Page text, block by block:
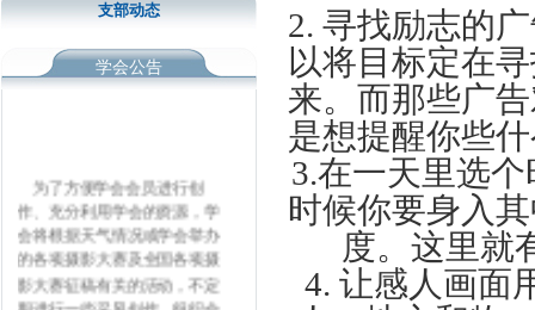
支部动态
学会公告
为了方便学会会员进行创
作、充分利用学会的资源，学
会将根据天气情况或学会举办
的各项摄影大赛及全国各项摄
影大赛征稿有关的活动，不定
期进行一些采风创作。组织会
2. 寻找励志的
以将目标定在
来。而那些广
是想提醒你些
3.在一天里选
时候你要身入
度。这里就
4. 让感人画面